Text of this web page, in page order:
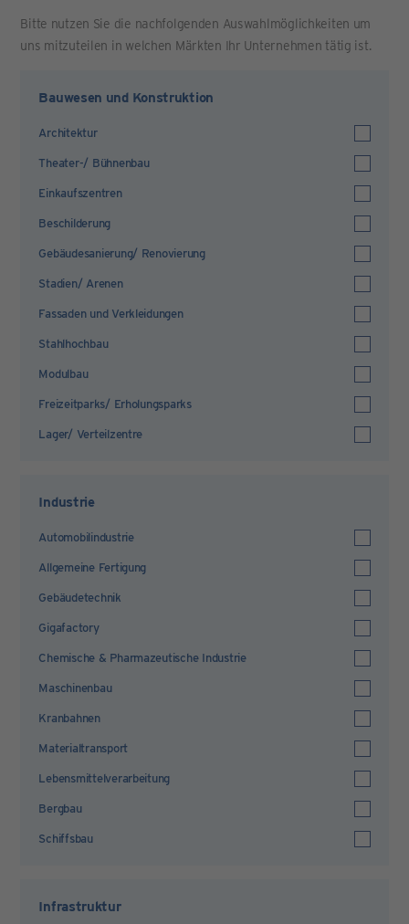
Bitte nutzen Sie die nachfolgenden Auswahlmöglichkeiten um
uns mitzuteilen in welchen Märkten Ihr Unternehmen tätig ist.
Bauwesen und Konstruktion
Architektur
Theater-/ Bühnenbau
Einkaufszentren
Beschilderung
Gebäudesanierung/ Renovierung
Stadien/ Arenen
Fassaden und Verkleidungen
Stahlhochbau
Modulbau
Freizeitparks/ Erholungsparks
Lager/ Verteilzentre
Industrie
Automobilindustrie
Allgemeine Fertigung
Gebäudetechnik
Gigafactory
Chemische & Pharmazeutische Industrie
Maschinenbau
Kranbahnen
Materialtransport
Lebensmittelverarbeitung
Bergbau
Schiffsbau
Infrastruktur